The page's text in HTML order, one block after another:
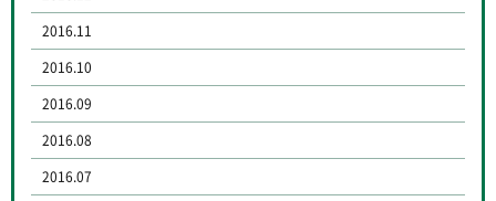
2016.11
2016.10
2016.09
2016.08
2016.07